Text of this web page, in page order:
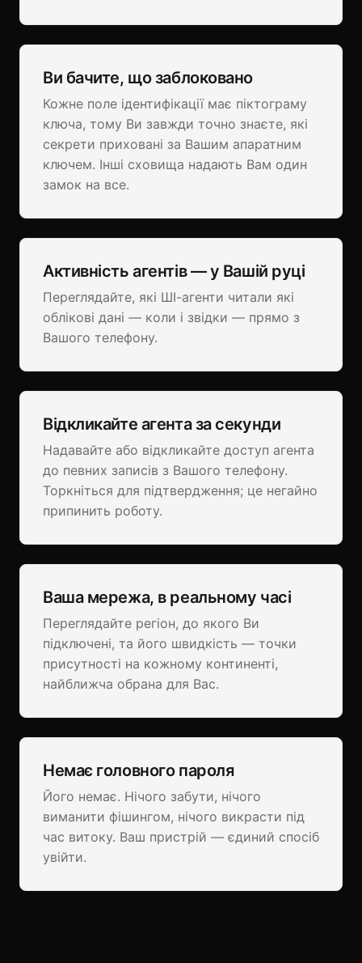
Ви бачите, що заблоковано
Кожне поле ідентифікації має піктограму
ключа, тому Ви завжди точно знаєте, які
секрети приховані за Вашим апаратним
ключем. Інші сховища надають Вам один
замок на все.
Активність агентів — у Вашій руці
Переглядайте, які ШІ-агенти читали які
облікові дані — коли і звідки — прямо з
Вашого телефону.
Відкликайте агента за секунди
Надавайте або відкликайте доступ агента
до певних записів з Вашого телефону.
Торкніться для підтвердження; це негайно
припинить роботу.
Ваша мережа, в реальному часі
Переглядайте регіон, до якого Ви
підключені, та його швидкість — точки
присутності на кожному континенті,
найближча обрана для Вас.
Немає головного пароля
Його немає. Нічого забути, нічого
виманити фішингом, нічого викрасти під
час витоку. Ваш пристрій — єдиний спосіб
увійти.